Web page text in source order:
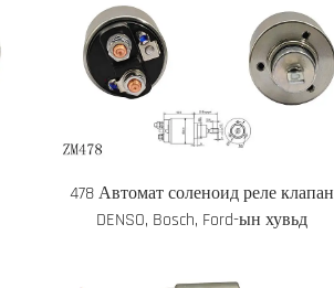
478 Автомат соленоид реле клапан
DENSO, Bosch, Ford-ын хувьд